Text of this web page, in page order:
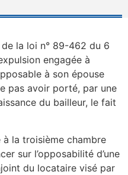
la loi n° 89-462 du 6
engagée à
à son épouse
pas avoir porté, par une
du bailleur, le fait
la troisième chambre
sur l’opposabilité d’une
du locataire visé par